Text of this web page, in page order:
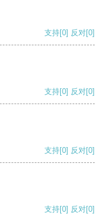
支持[0] 反对[0]
支持[0] 反对[0]
支持[0] 反对[0]
支持[0] 反对[0]